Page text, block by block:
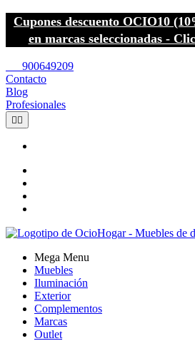
Cupones descuento OCIO10
en marcas seleccionadas -
900649209
Contacto
Blog
Profesionales
 
Mega Menu
Muebles
Iluminación
Exterior
Complementos
Marcas
Outlet